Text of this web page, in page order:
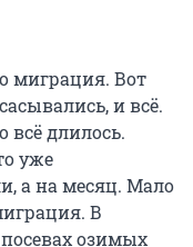
миграция. Вот
и всё.
всё длилось.
уже
а на месяц. Мало
В
озимых